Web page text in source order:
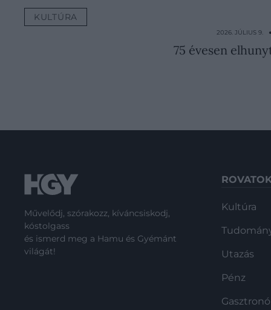
KULTÚRA
2026. JÚLIUS 9.
75 évesen
Művelődj, szórakozz, kíváncsiskodj,
kóstolgass
és ismerd meg a Hamu és Gyémánt
világát!
Kultúra
Utazás
Pénz